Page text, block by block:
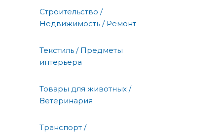
Строительство /
Недвижимость / Ремонт
Текстиль / Предметы
интерьера
Товары для животных /
Ветеринария
Транспорт /